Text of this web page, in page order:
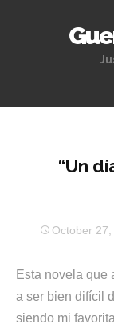
“Un
October 27,
Esta novela que
a ser bien difícil
siendo mi